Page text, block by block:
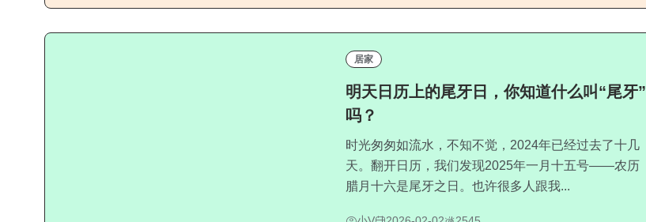
居家
明天日历上的尾牙日，你知道什么叫“尾牙”
吗？
时光匆匆如流水，不知不觉，2024年已经过去了十几
天。翻开日历，我们发现2025年一月十五号——农历
腊月十六是尾牙之日。也许很多人跟我...